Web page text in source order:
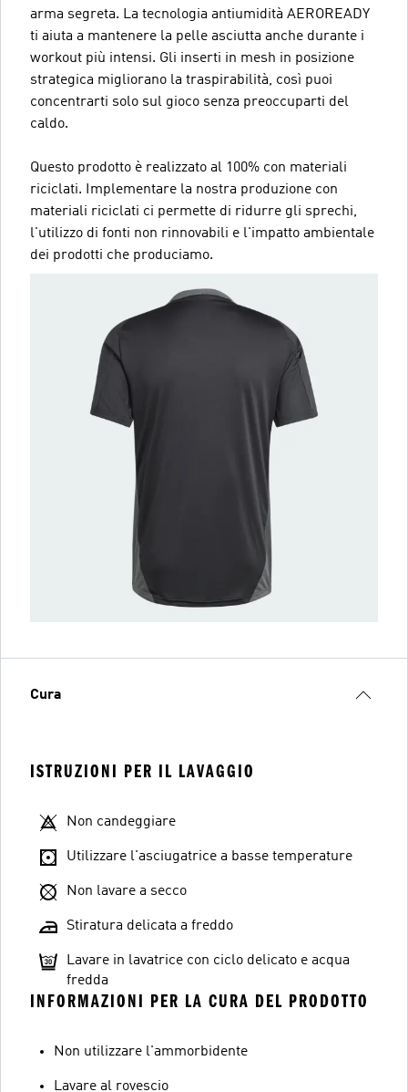
arma segreta. La tecnologia antiumidità AEROREADY
ti aiuta a mantenere la pelle asciutta anche durante i
workout più intensi. Gli inserti in mesh in posizione
strategica migliorano la traspirabilità, così puoi
concentrarti solo sul gioco senza preoccuparti del
caldo.
Questo prodotto è realizzato al 100% con materiali
riciclati. Implementare la nostra produzione con
materiali riciclati ci permette di ridurre gli sprechi,
l'utilizzo di fonti non rinnovabili e l'impatto ambientale
dei prodotti che produciamo.
Cura
ISTRUZIONI PER IL LAVAGGIO
Non candeggiare
Utilizzare l'asciugatrice a basse temperature
Non lavare a secco
Stiratura delicata a freddo
Lavare in lavatrice con ciclo delicato e acqua
fredda
INFORMAZIONI PER LA CURA DEL PRODOTTO
Non utilizzare l'ammorbidente
Lavare al rovescio